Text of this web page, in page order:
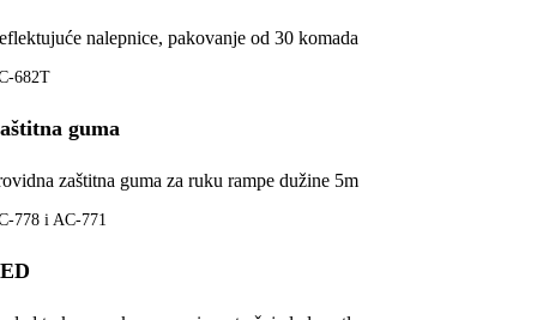
nalepnice, pakovanje od 30 komada
682T
guma
zaštitna guma za ruku rampe dužine 5m
778 i AC-771